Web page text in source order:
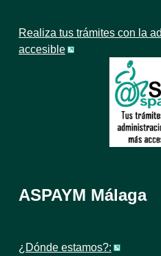
Realiza tus trámites con la
accesible
ASPAYM Málaga
¿Dónde estamos?: